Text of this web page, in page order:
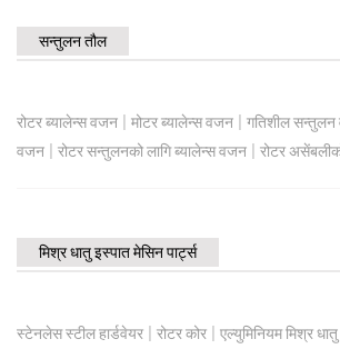
सन्तुलन तौल
रोटर ब्यालेन्स वजन | मोटर ब्यालेन्स वजन | गतिशील
वजन | रोटर सन्तुलनको लागि ब्यालेन्स वजन | रोटर
मिश्र धातु इस्पात मेसिन पार्ट्स
स्टेनलेस स्टील हार्डवेयर | रोटर कोर | एल्युमिनियम मिश्र